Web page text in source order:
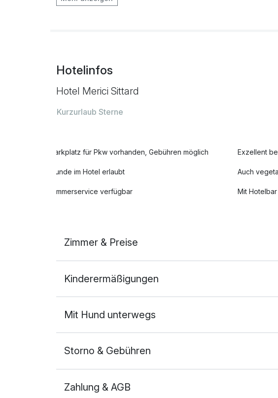
Hotelinfos
Hotel Merici Sittard
Kurzurlaub Sterne
Parkplatz für Pkw vorhanden, Gebühren möglich Exzellent
Hunde im Hotel erlaubt Auch
Zimmerservice verfügbar Mit Hotelbar
Zimmer & Preise
2 Erwachsene
Kinderermäßigungen
Mit Hund unterwegs
Storno & Gebühren
Zahlung & AGB